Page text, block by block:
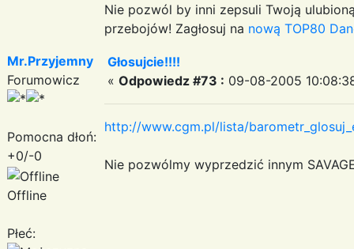
Nie pozwól by inni zepsuli Twoją
przebojów! Zagłosuj na nową TOP80
Mr.Przyjemny
Forumowicz
Pomocna dłoń:
+0/-0
Offline
Płeć:
Głosujcie!!!!
« Odpowiedz #73 : 09-08-2005
http://www.cgm.pl/lista/
Nie pozwólmy wyprzedzić innym